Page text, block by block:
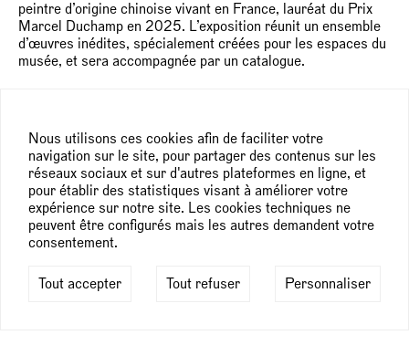
Nous utilisons ces cookies afin de faciliter votre
navigation sur le site, pour partager des contenus sur les
réseaux sociaux et sur d'autres plateformes en ligne, et
pour établir des statistiques visant à améliorer votre
expérience sur notre site. Les cookies techniques ne
peuvent être configurés mais les autres demandent votre
consentement.
Tout accepter Tout refuser Personnaliser
peintre d’origine chinoise vivant en France, lauréat du Prix
Marcel Duchamp en 2025. L’exposition réunit un ensemble
d’œuvres inédites, spécialement créées pour les espaces du
musée, et sera accompagnée par un catalogue.
et laissent place à l’ambiguïté, des silhouettes de corps
émergent et se dissolvent, successivement. Entre visible et
invisible, rêve et souvenir, les images peintes de Xie Lei font
naître et disparaître des gestes aussi énigmatiques que
fugaces, où s’expriment une vaste palette d’expériences et
d’émotions humaines.
Les nouvelles œuvres s’établissent sur des états contraires,
polarité est renforcée par les partis pris scénographiques et